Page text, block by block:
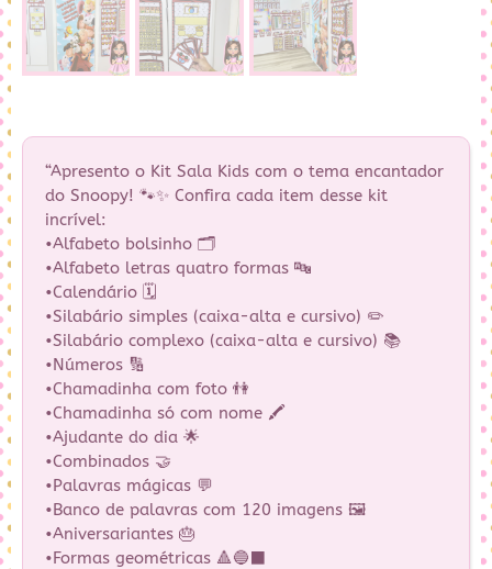
“Apresento o Kit Sala Kids com o tema encantador
do Snoopy! 🐾✨ Confira cada item desse kit
incrível:
•Alfabeto bolsinho 🗂️
•Alfabeto letras quatro formas 🔤
•Calendário 🗓️
•Silabário simples (caixa-alta e cursivo) ✏️
•Silabário complexo (caixa-alta e cursivo) 📚
•Números 🔢
•Chamadinha com foto 👫
•Chamadinha só com nome 🖍️
•Ajudante do dia 🌟
•Combinados 🤝
•Palavras mágicas 💬
•Banco de palavras com 120 imagens 🖼️
•Aniversariantes 🎂
•Formas geométricas 🔺🔵⬛